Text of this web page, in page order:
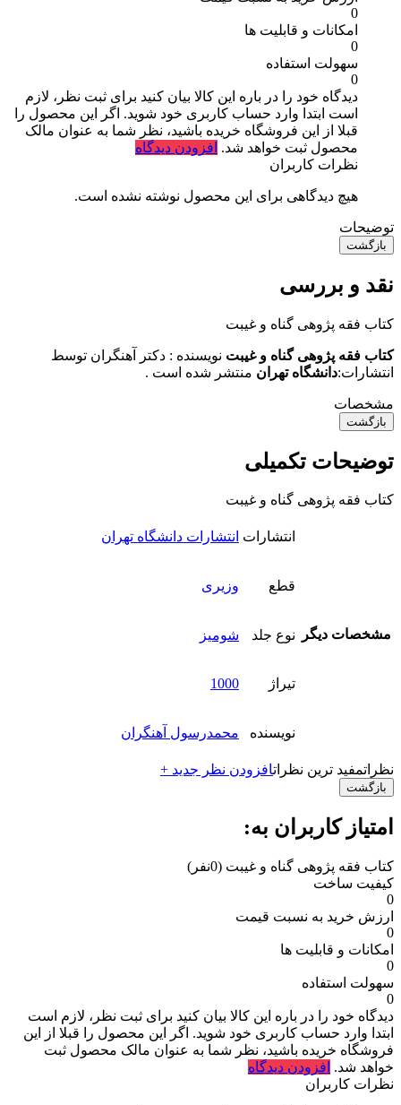
0
امکانات و قابلیت ها
0
سهولت استفاده
0
دیدگاه خود را در باره این کالا بیان کنید برای ثبت نظر، لازم
است ابتدا وارد حساب کاربری خود شوید. اگر این محصول را
قبلا از این فروشگاه خریده باشید، نظر شما به عنوان مالک
محصول ثبت خواهد شد. افزودن دیدگاه
نظرات کاربران
هیچ دیدگاهی برای این محصول نوشته نشده است.
توضیحات
بازگشت
نقد و بررسی
کتاب فقه پژوهی گناه و غیبت
کتاب فقه پژوهی گناه و غیبت نویسنده : دکتر آهنگران توسط
انتشارات:دانشگاه تهران منتشر شده است .
مشخصات
بازگشت
توضیحات تکمیلی
کتاب فقه پژوهی گناه و غیبت
مشخصات دیگر
انتشارات انتشارات دانشگاه تهران
قطع وزیری
نوع جلد شومیز
تیراژ 1000
نویسنده محمدرسول آهنگران
نظراتمفید ترین نظراتافزودن نظر جدید +
بازگشت
امتیاز کاربران به:
کتاب فقه پژوهی گناه و غیبت (0نفر)
کیفیت ساخت
0
ارزش خرید به نسبت قیمت
0
امکانات و قابلیت ها
0
سهولت استفاده
0
دیدگاه خود را در باره این کالا بیان کنید برای ثبت نظر، لازم است
ابتدا وارد حساب کاربری خود شوید. اگر این محصول را قبلا از این
فروشگاه خریده باشید، نظر شما به عنوان مالک محصول ثبت
خواهد شد. افزودن دیدگاه
نظرات کاربران